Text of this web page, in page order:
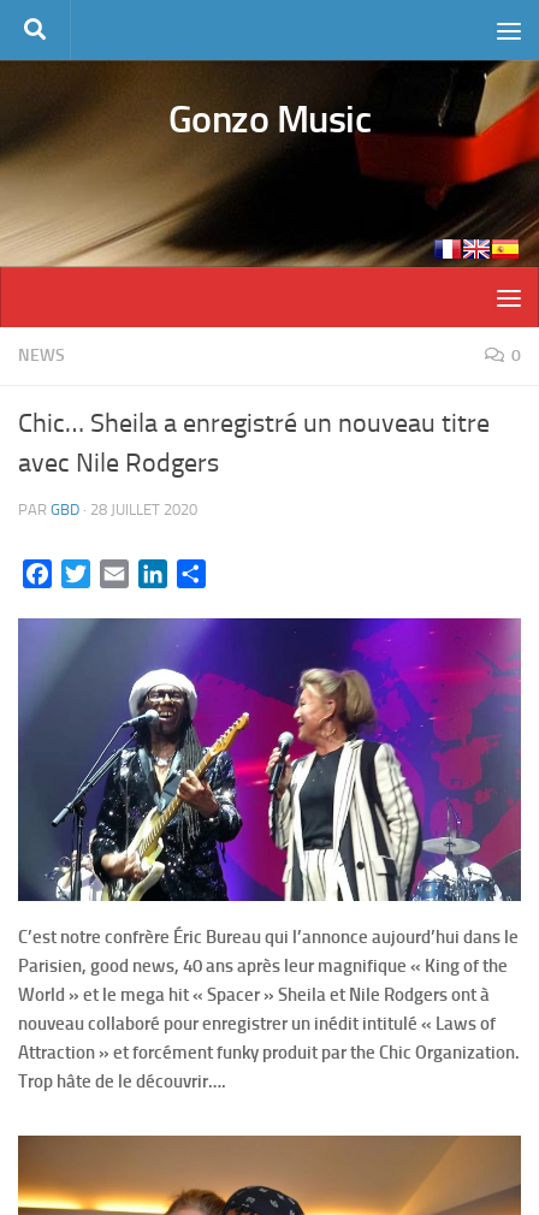
Skip to content
Gonzo Music
NEWS 0
Chic… Sheila a enregistré un nouveau titre
avec Nile Rodgers
PAR GBD · 28 JUILLET 2020
FacebookTwitterEmail LinkedIn
C’est notre confrère Éric Bureau qui l’annonce aujourd’hui dans le
Parisien, good news, 40 ans après leur magnifique « King of the
World » et le mega hit « Spacer » Sheila et Nile Rodgers ont à
nouveau collaboré pour enregistrer un inédit intitulé « Laws of
Attraction » et forcément funky produit par the Chic Organization.
Trop hâte de le découvrir….